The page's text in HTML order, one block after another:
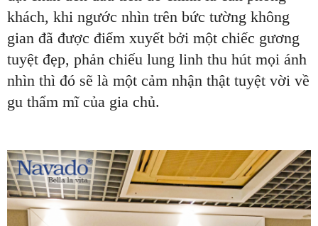
khách, khi ngước nhìn trên bức tường không
gian đã được điểm xuyết bởi một chiếc gương
tuyệt đẹp, phản chiếu lung linh thu hút mọi ánh
nhìn thì đó sẽ là một cảm nhận thật tuyệt vời về
gu thẩm mĩ của gia chủ.